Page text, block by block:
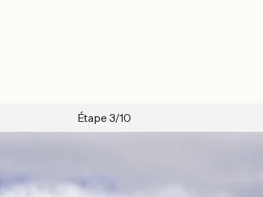
Étape 3/10